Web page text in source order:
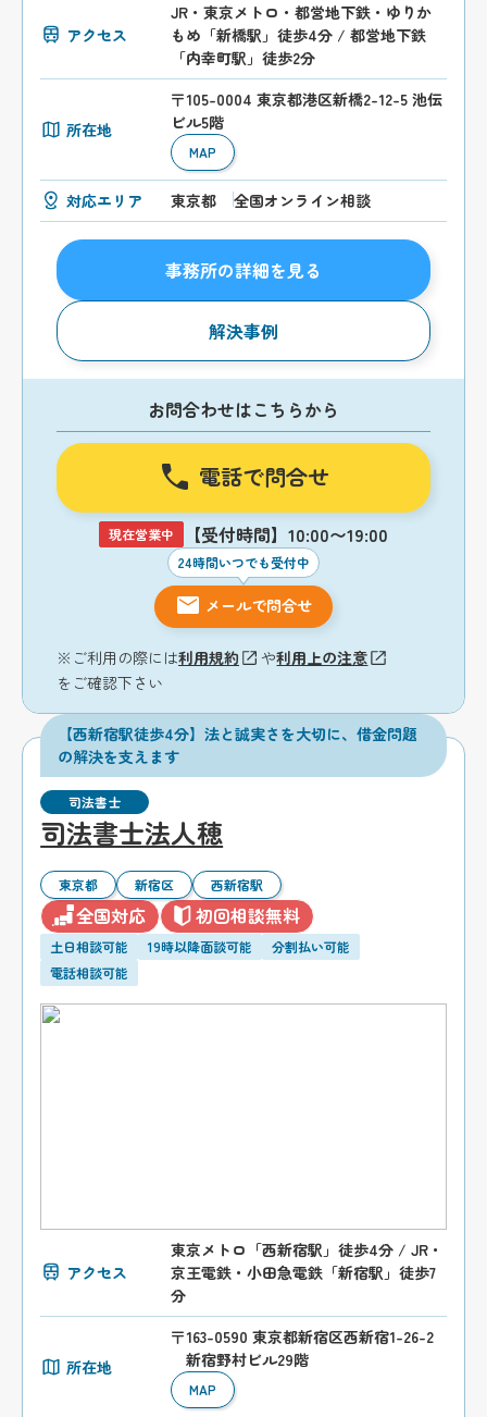
アクセス
JR・東京メトロ・都営地下鉄・ゆりか
もめ「新橋駅」徒歩4分 / 都営地下鉄
「内幸町駅」徒歩2分
所在地
〒105-0004 東京都港区新橋2-12-5 池伝
ビル5階
MAP
対応エリア 東京都 全国オンライン相談
事務所の詳細を見る
解決事例
お問合わせはこちらから
電話で問合せ
現在営業中 【受付時間】10:00〜19:00
24時間いつでも受付中
メールで問合せ
※ご利用の際には利用規約 や利用上の注意
をご確認下さい
【西新宿駅徒歩4分】法と誠実さを大切に、借金問題
の解決を支えます
司法書士
司法書士法人穂
東京都 新宿区 西新宿駅
全国対応 初回相談無料
土日相談可能 19時以降面談可能
分割払い可能
電話相談可能
アクセス
東京メトロ「西新宿駅」徒歩4分 / JR・
京王電鉄・小田急電鉄「新宿駅」徒歩7
分
所在地
〒163-0590 東京都新宿区西新宿1-26-2
新宿野村ビル29階
MAP